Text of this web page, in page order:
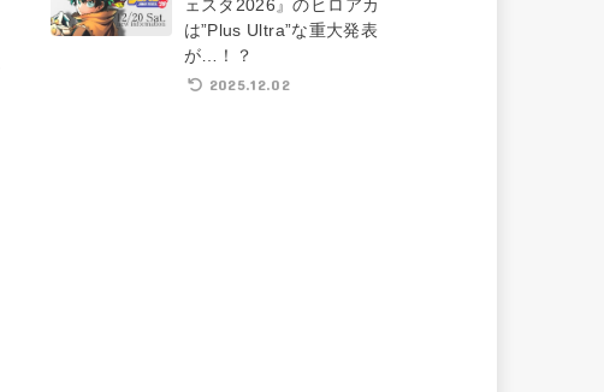
ェスタ2026』のヒロアカ
は”Plus Ultra”な重大発表
が…！？
2025.12.02